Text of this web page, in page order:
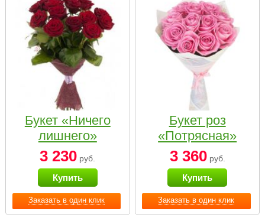
Заказать в один клик
Букет «Ничего
лишнего»
3 230 руб.
Купить
Заказать в один клик
Букет роз
«Потрясная»
3 360руб.
Купить